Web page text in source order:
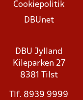
Cookiepolitik
DBUnet
DBU Jylland
Kileparken 27
8381 Tilst
Tlf. 8939 9999